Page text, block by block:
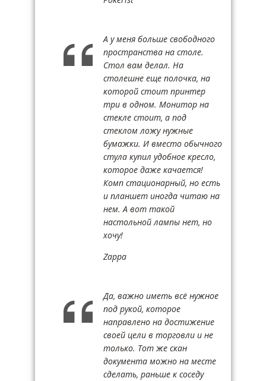
А у меня больше свободного
пространства на столе.
Стол вам делал. На
столешне еще полочка, на
которой стоит принтер
три в одном. Монитор на
стекле стоит, а под
стеклом ложу нужные
бумажки. И вместо обычного
стула купил удобное кресло,
которое даже качается!
Комп стационарный, но есть
и планшет иногда читаю на
нем. А вот такой
настольной лампы нет, но
хочу!
Zappa
Да, важно иметь всё нужное
под рукой, которое
направлено на достижение
своей цели в торговли и не
только. Тот же скан
документа можно на месте
сделать, раньше к соседу